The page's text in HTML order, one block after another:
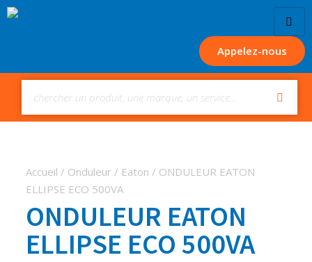
Appelez-nous
Accueil / Onduleur / Eaton / ONDULEUR EATON
ELLIPSE ECO 500VA
ONDULEUR EATON
ELLIPSE ECO 500VA